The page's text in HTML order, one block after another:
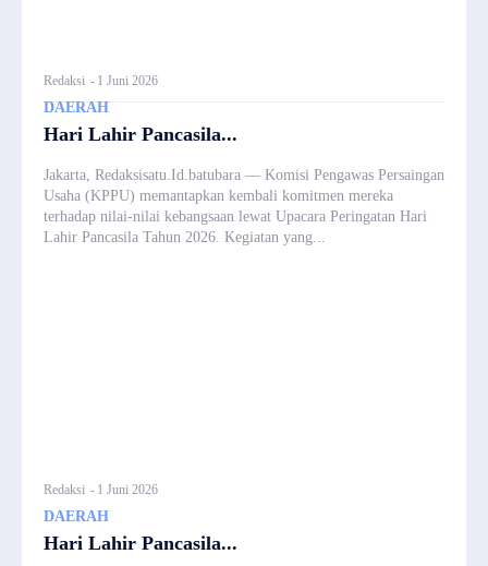
Redaksi - 1 Juni 2026
DAERAH
Hari Lahir Pancasila...
Jakarta, Redaksisatu.Id.batubara — Komisi Pengawas Persaingan
Usaha (KPPU) memantapkan kembali komitmen mereka
terhadap nilai-nilai kebangsaan lewat Upacara Peringatan Hari
Lahir Pancasila Tahun 2026. Kegiatan yang...
Redaksi - 1 Juni 2026
DAERAH
Hari Lahir Pancasila...